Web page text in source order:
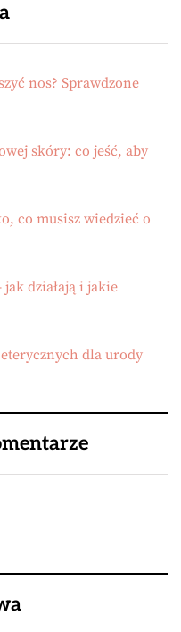
nos? Sprawdzone
skóry: co jeść, aby
co musisz wiedzieć o
działają i jakie
dla urody